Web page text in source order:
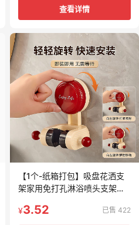
查看详情
【1个-纸箱打包】吸盘花洒支
架家用免打孔淋浴喷头支架浴
¥3.52 已售 422